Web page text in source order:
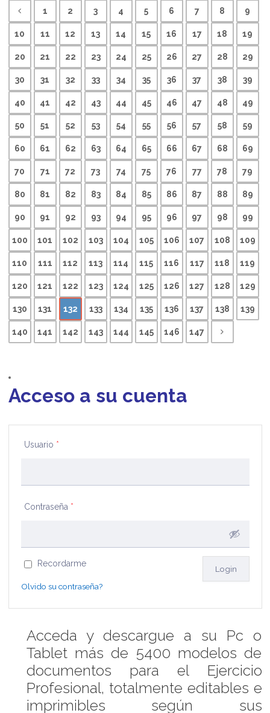
1 2 3 4 5 6 7 8 9
10 11 12 13 14 15 16 17 18 19
20 21 22 23 24 25 26 27 28 29
30 31 32 33 34 35 36 37 38 39
40 41 42 43 44 45 46 47 48 49
50 51 52 53 54 55 56 57 58 59
60 61 62 63 64 65 66 67 68 69
70 71 72 73 74 75 76 77 78 79
80 81 82 83 84 85 86 87 88 89
90 91 92 93 94 95 96 97 98 99
100 101 102 103 104 105 106 107 108 109
110 111 112 113 114 115 116 117 118 119
120 121 122 123 124 125 126 127 128 129
130 131 132 133 134 135 136 137 138 139
140 141 142 143 144 145 146 147
Acceso a su cuenta
Usuario *
Contraseña *
Recordarme
Olvido su contraseña?
Acceda y descargue a su Pc o
Tablet más de 5400 modelos de
documentos para el Ejercicio
Profesional, totalmente editables e
imprimibles según sus